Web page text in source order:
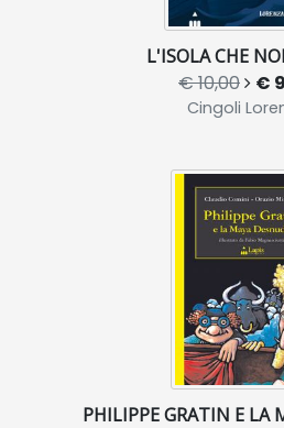
L'ISOLA CHE
€ 10,00 €
Cingoli
PHILIPPE GRATIN E LA